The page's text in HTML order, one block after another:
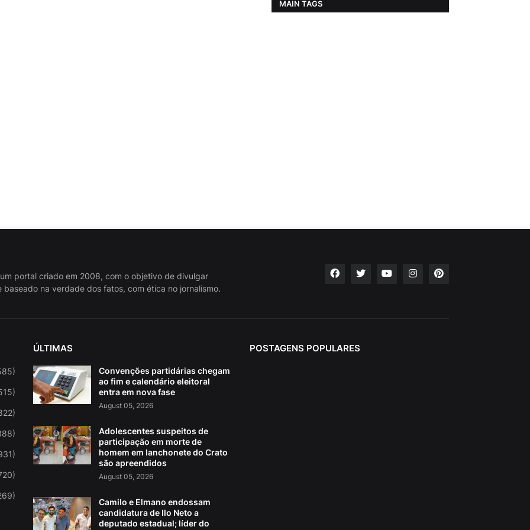
MAIN TAGS
portal criado em 2008, com o objetivo de divulgar
baseado na verdade dos fatos, com ética no jornalismo.
ÚLTIMAS
Convenções partidárias chegam
ao fim e calendário eleitoral
entra em nova fase
August 05, 2026
Adolescentes suspeitos de
participação em morte de
homem em lanchonete do Crato
são apreendidos
August 05, 2026
Camilo e Elmano endossam
candidatura de Ilo Neto a
deputado estadual; líder do
POSTAGENS POPULARES